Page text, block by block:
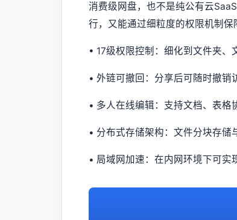
消费级网盘，也不是纯公有云
行，又能通过细粒度的权限机制保
• 17级权限控制：细化到文件夹、
• 外链可撤回：分享后可随时撤销
• 多人在线编辑：支持文档、表格
• 分布式存储架构：文件分块存储
• 局域网加速：在内网环境下可实